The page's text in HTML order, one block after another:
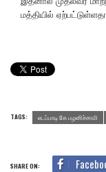
மத்தியில்
TAGS: எடப்பாடி கே பழனிச்சாமி
SHARE ON: